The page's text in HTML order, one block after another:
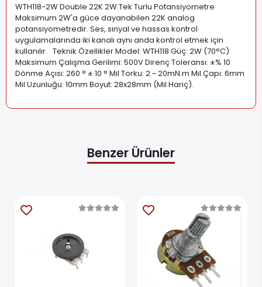
WTH118-2W Double 22K 2W Tek Turlu Potansiyometre
Maksimum 2W'a güce dayanabilen 22K analog
potansiyometredir. Ses, sinyal ve hassas kontrol
uygulamalarında iki kanalı aynı anda kontrol etmek için
kullanılır. Teknik Özellikler Model: WTH118 Güç: 2W (70°C)
Maksimum Çalışma Gerilimi: 500V Direnç Toleransı: ±% 10
Dönme Açısı: 260 ° ± 10 ° Mil Torku: 2 ~ 20mN.m Mil Çapı: 6mm
Mil Uzunluğu: 10mm Boyut: 28x28mm (Mil Hariç).
Benzer Ürünler